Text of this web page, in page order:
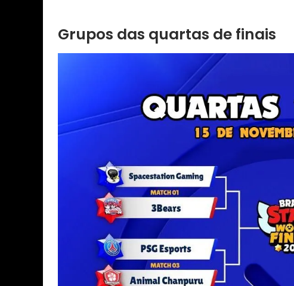
Grupos das quartas de finais